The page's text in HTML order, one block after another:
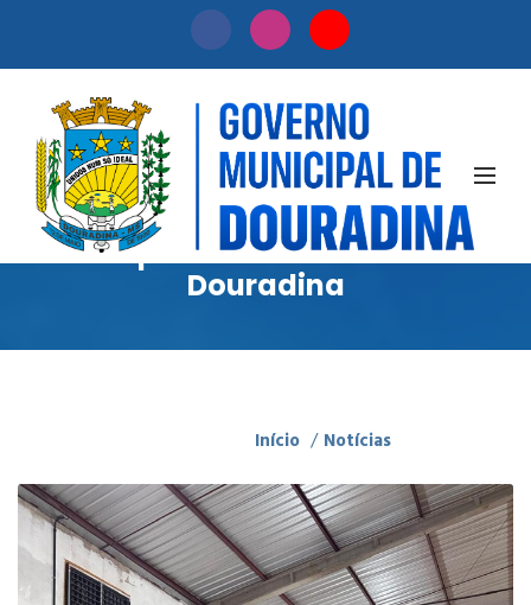
Notícias
Acompanhe as novidades de
Douradina
Início / Notícias